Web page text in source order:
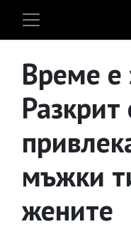
Време е
мъжки
жените